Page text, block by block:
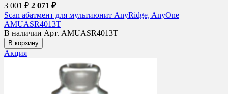
3 001 ₽ 2 071 ₽
Scan абатмент для мультиюнит AnyRidge, AnyOne
AMUASR4013T
В наличии Арт. AMUASR4013T
В корзину
Акция